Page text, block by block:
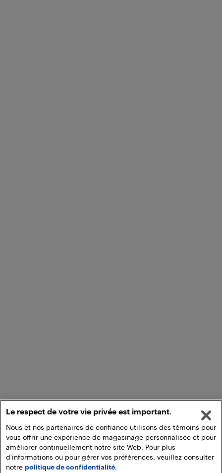
Ajouter au panier
Le respect de votre vie privée est important.
Nous et nos partenaires de confiance utilisons des témoins pour
vous offrir une expérience de magasinage personnalisée et pour
améliorer continuellement notre site Web. Pour plus
d'informations ou pour gérer vos préférences, veuillez consulter
notre politique de confidentialité.